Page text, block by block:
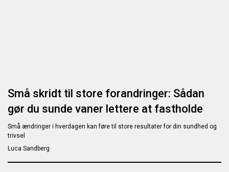
Små skridt til store forandringer: Sådan
gør du sunde vaner lettere at fastholde
Små ændringer i hverdagen kan føre til store resultater for din sundhed og
trivsel
Luca Sandberg